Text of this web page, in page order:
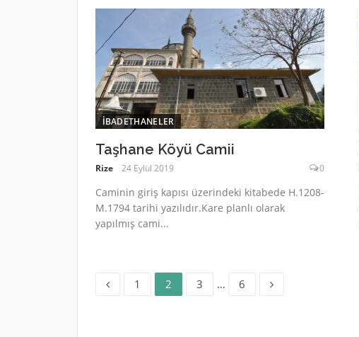
İBADETHANELER
Taşhane Köyü Camii
Rize 24 Eylül 2019 0
Caminin giriş kapısı üzerindeki kitabede H.1208-
M.1794 tarihi yazılıdır.Kare planlı olarak
yapılmış cami...
YazıSayfa
1 Sayfa
2 Sayfa
3 … Sayfa
6